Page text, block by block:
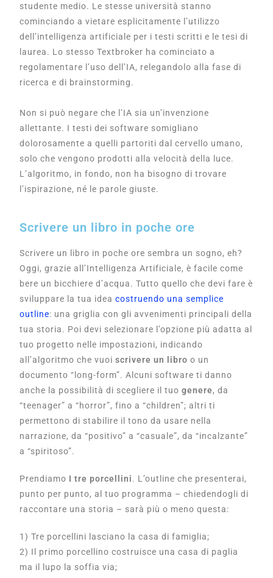
studente medio. Le stesse università stanno
cominciando a vietare esplicitamente l’utilizzo
dell’intelligenza artificiale per i testi scritti e le tesi di
laurea. Lo stesso Textbroker ha cominciato a
regolamentare l’uso dell’IA, relegandolo alla fase di
ricerca e di brainstorming.
Non si può negare che l’IA sia un’invenzione
allettante. I testi dei software somigliano
dolorosamente a quelli partoriti dal cervello umano,
solo che vengono prodotti alla velocità della luce.
L’algoritmo, in fondo, non ha bisogno di trovare
l’ispirazione, né le parole giuste.
Scrivere un libro in poche ore
Scrivere un libro in poche ore sembra un sogno, eh?
Oggi, grazie all’Intelligenza Artificiale, è facile come
bere un bicchiere d’acqua. Tutto quello che devi fare è
sviluppare la tua ideacostruendo una semplice
outline: una griglia con gli avvenimenti principali della
tua storia. Poi devi selezionare l’opzione più adatta al
tuo progetto nelle impostazioni, indicando
all’algoritmo che vuoiscrivere un libroo un
documento “long-form”. Alcuni software ti danno
anche la possibilità di scegliere il tuogenere, da
“teenager” a “horror”, fino a “children”; altri ti
permettono di stabilire il tono da usare nella
narrazione, da “positivo” a “casuale”, da “incalzante”
a “spiritoso”.
Prendiamo I tre porcellini. L’outline che presenterai,
punto per punto, al tuo programma – chiedendogli di
raccontare una storia – sarà più o meno questa:
1) Tre porcellini lasciano la casa di famiglia;
2) Il primo porcellino costruisce una casa di paglia
ma il lupo la soffia via;